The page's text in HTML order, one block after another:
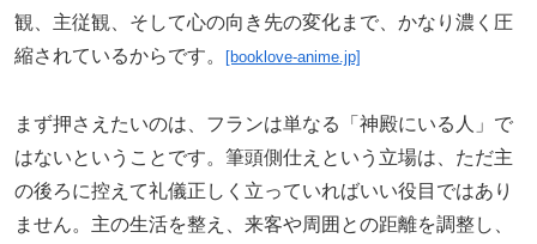
観、主従観、そして心の向き先の変化まで、かなり濃く圧
縮されているからです。
[booklove-anime.jp]
まず押さえたいのは、フランは単なる「神殿にいる人」で
はないということです。筆頭側仕えという立場は、ただ主
の後ろに控えて礼儀正しく立っていればいい役目ではあり
ません。主の生活を整え、来客や周囲との距離を調整し、